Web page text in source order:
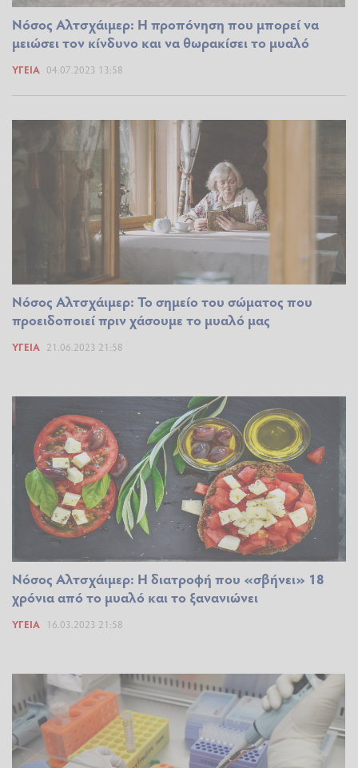
Νόσος Αλτσχάιμερ: Η προπόνηση που μπορεί να
μειώσει τον κίνδυνο και να θωρακίσει το μυαλό
ΥΓΕΊΑ 04.07.2023 13:58
Νόσος Αλτσχάιμερ: To σημείο του σώματος που
προειδοποιεί πριν χάσουμε το μυαλό μας
ΥΓΕΊΑ 21.06.2023 21:58
Nόσος Αλτσχάιμερ: Η διατροφή που «σβήνει» 18
χρόνια από το μυαλό και το ξανανιώνει
ΥΓΕΊΑ 16.03.2023 21:58